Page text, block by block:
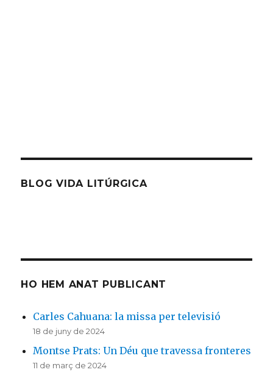
BLOG VIDA LITÚRGICA
HO HEM ANAT PUBLICANT
Carles Cahuana: la missa per televisió
18 de juny de 2024
Montse Prats: Un Déu que travessa fronteres
11 de març de 2024